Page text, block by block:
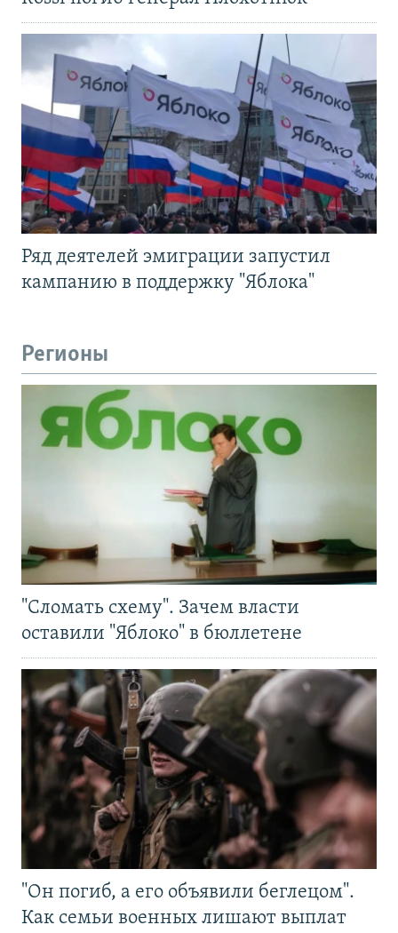
Ряд деятелей эмиграции запустил
кампанию в поддержку "Яблока"
Регионы
"Сломать схему". Зачем власти
оставили "Яблоко" в бюллетене
"Он погиб, а его объявили беглецом".
Как семьи военных лишают выплат